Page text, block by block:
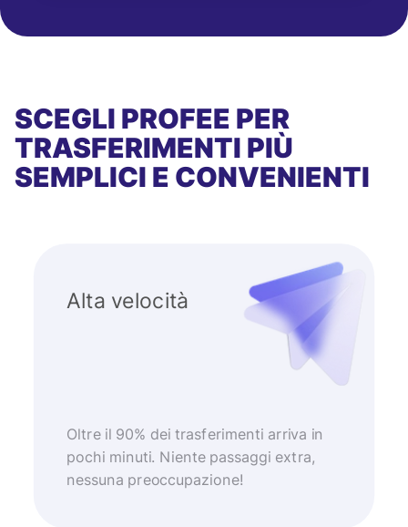
SCEGLI PROFEE PER
TRASFERIMENTI PIÙ
SEMPLICI E CONVENIENTI
Alta velocità
Oltre il 90% dei trasferimenti arriva in
pochi minuti. Niente passaggi extra,
nessuna preoccupazione!